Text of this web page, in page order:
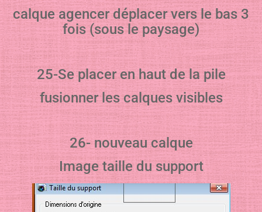
calque agencer déplacer vers le bas 3
fois (sous le paysage)
25-Se placer en haut de la pile
fusionner les calques visibles
26- nouveau calque
Image taille du support